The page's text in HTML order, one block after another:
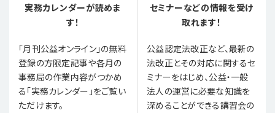
実務カレンダーが読めま
す！
「月刊公益オンライン」の無料
登録の方限定記事や各月の
事務局の作業内容がつかめ
る「実務カレンダー」をご覧い
ただけます。
セミナーなどの情報を受け
取れます！
公益認定法改正など、最新の
法改正とその対応に関するセ
ミナーをはじめ、公益・一般
法人の運営に必要な知識を
深めることができる講習会の